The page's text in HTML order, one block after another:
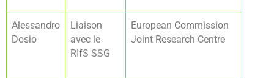
Alessandro
Dosio
Liaison
avec le
RIfS SSG
European Commission
Joint Research Centre